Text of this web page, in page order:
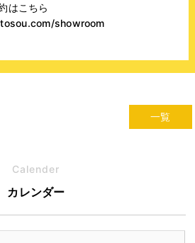
はこちら
showroom
一覧
Calender
カレンダー